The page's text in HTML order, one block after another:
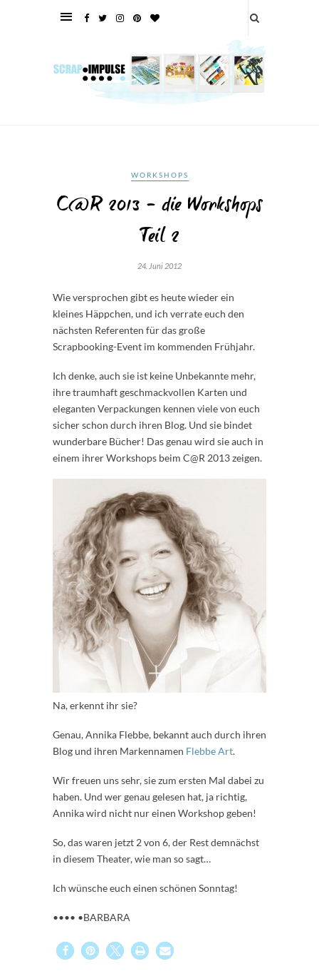
WORKSHOPS
C@R 2013 – die Workshops
Teil 2
24. Juni 2012
Wie versprochen gibt es heute wieder ein
kleines Häppchen, und ich verrate euch den
nächsten Referenten für das große
Scrapbooking-Event im kommenden Frühjahr.
Ich denke, auch sie ist keine Unbekannte mehr,
ihre traumhaft geschmackvollen Karten und
eleganten Verpackungen kennen viele von euch
sicher schon durch ihren Blog. Und sie bindet
wunderbare Bücher! Das genau wird sie auch in
einem ihrer Workshops beim C@R 2013 zeigen.
Na, erkennt ihr sie?
Genau, Annika Flebbe, bekannt auch durch ihren
Blog und ihren Markennamen Flebbe Art.
Wir freuen uns sehr, sie zum ersten Mal dabei zu
haben. Und wer genau gelesen hat, ja richtig,
Annika wird nicht nur einen Workshop geben!
So, das waren jetzt 2 von 6, der Rest demnächst
in diesem Theater, wie man so sagt…
Ich wünsche euch einen schönen Sonntag!
•••• •BARBARA